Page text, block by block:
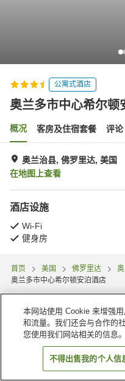
公寓式酒店
奥兰多市中心希尔顿
概况 客房及住宿套餐 评论
奥兰治县, 佛罗里达, 美国
在地图上查看
酒店设施
Wi-Fi
健身房
首页 美国 佛罗里达
奥兰多市中心希尔顿安泊酒店
本网站使用 Cookie 来增强
和流量。我们还会与合作的
您使用我们网站相关的信息。
不得出售我的个人信